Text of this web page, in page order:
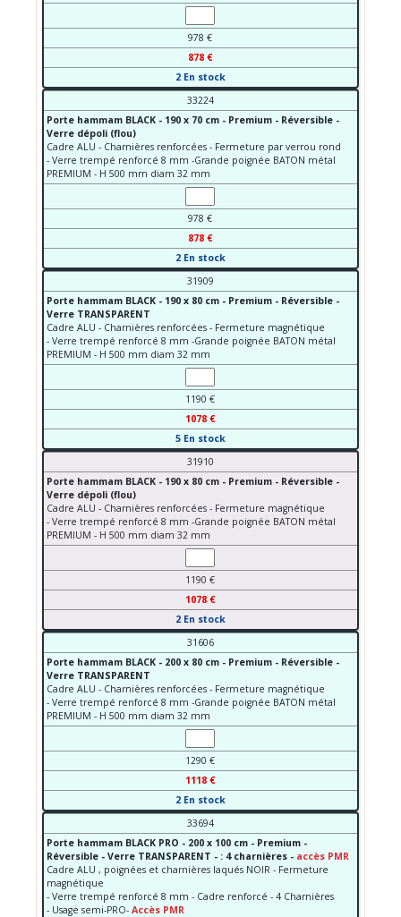
978 €
878 €
2 En stock
33224
Porte hammam BLACK - 190 x 70 cm - Premium - Réversible -
Verre dépoli (flou)
Cadre ALU - Charnières renforcées - Fermeture par verrou rond
- Verre trempé renforcé 8 mm -Grande poignée BATON métal
PREMIUM - H 500 mm diam 32 mm
978 €
878 €
2 En stock
31909
Porte hammam BLACK - 190 x 80 cm - Premium - Réversible -
Verre TRANSPARENT
Cadre ALU - Charnières renforcées - Fermeture magnétique
- Verre trempé renforcé 8 mm -Grande poignée BATON métal
PREMIUM - H 500 mm diam 32 mm
1190 €
1078 €
5 En stock
31910
Porte hammam BLACK - 190 x 80 cm - Premium - Réversible -
Verre dépoli (flou)
Cadre ALU - Charnières renforcées - Fermeture magnétique
- Verre trempé renforcé 8 mm -Grande poignée BATON métal
PREMIUM - H 500 mm diam 32 mm
1190 €
1078 €
2 En stock
31606
Porte hammam BLACK - 200 x 80 cm - Premium - Réversible -
Verre TRANSPARENT
Cadre ALU - Charnières renforcées - Fermeture magnétique
- Verre trempé renforcé 8 mm -Grande poignée BATON métal
PREMIUM - H 500 mm diam 32 mm
1290 €
1118 €
2 En stock
33694
Porte hammam BLACK PRO - 200 x 100 cm - Premium -
Réversible - Verre TRANSPARENT - : 4 charnières - accès PMR
Cadre ALU , poignées et charnières laqués NOIR - Fermeture
magnétique
- Verre trempé renforcé 8 mm - Cadre renforcé - 4 Charnières
- Usage semi-PRO- Accès PMR